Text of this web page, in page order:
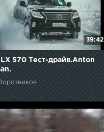
39:42
570 Тест-драйв.Anton